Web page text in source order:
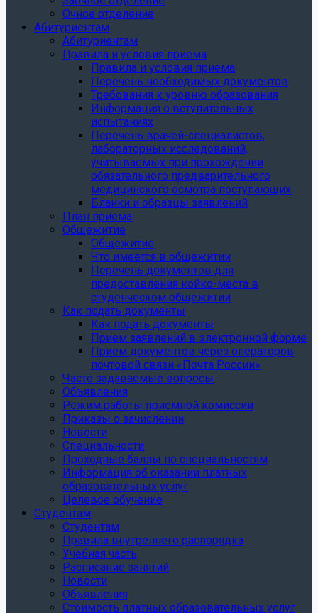
Очное отделение
Абитуриентам
Абитуриентам
Правила и условия приема
Правила и условия приема
Перечень необходимых документов
Требования к уровню образования
Информация о вступительных
испытаниях
Перечень врачей-специалистов,
лабораторных исследований,
учитываемых при прохождении
обязательного предварительного
медицинского осмотра поступающих
Бланки и образцы заявлений
План приема
Общежитие
Общежитие
Что имеется в общежитии
Перечень документов для
предоставления койко-места в
студенческом общежитии
Как подать документы
Как подать документы
Прием заявлений в электронной форме
Прием документов через операторов
почтовой связи «Почта России»
Часто задаваемые вопросы
Объявления
Режим работы приемной комиссии
Приказы о зачислении
Новости
Специальности
Проходные баллы по специальностям
Информация об оказании платных
образовательных услуг
Целевое обучение
Студентам
Студентам
Правила внутреннего распорядка
Учебная часть
Расписание занятий
Новости
Объявления
Стоимость платных образовательных услуг